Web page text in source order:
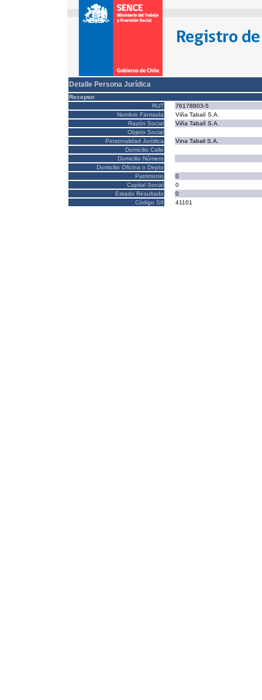
Detalle Persona Jurídica
Receptor
RUT
76178803-5
Nombre Fantasía
Viña Tabalí S.A.
Razón Social
Viña Tabalí S.A.
Objeto Social
Personalidad Jurídica
Vina Tabali S.A.
Domicilio Calle
Domicilio Número
Domicilio Oficina o Depto
Patrimonio
0
Capital Social
0
Estado Resultado
0
Código SII
41101